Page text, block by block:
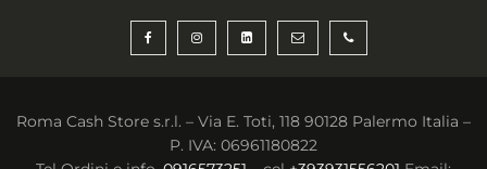
Roma Cash Store s.r.l. – Via E. Toti, 118 90128 Palermo Italia –
P. IVA: 06961180822